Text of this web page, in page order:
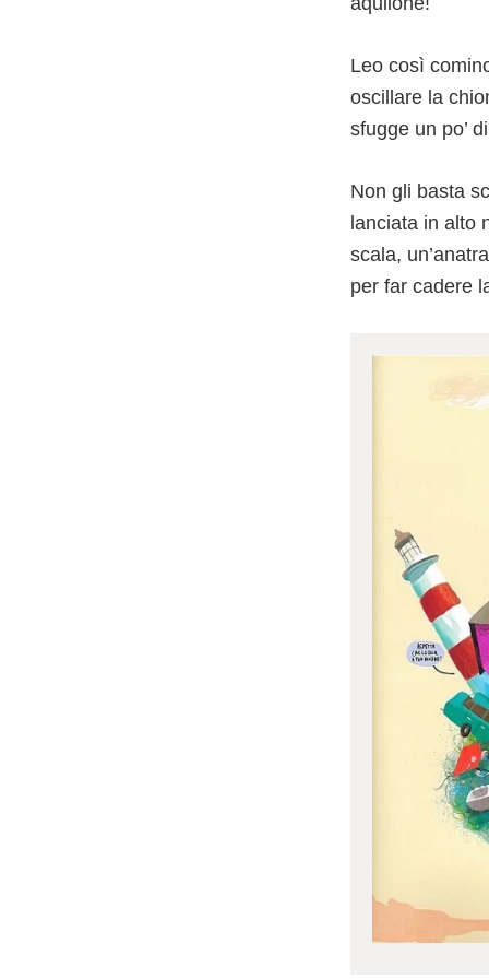
Leo così
oscillare la
sfugge un po’
Non gli basta
lanciata in alto
scala,
per far cadere